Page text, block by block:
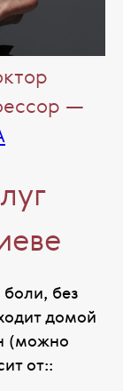
—
без
домой
(можно
от::